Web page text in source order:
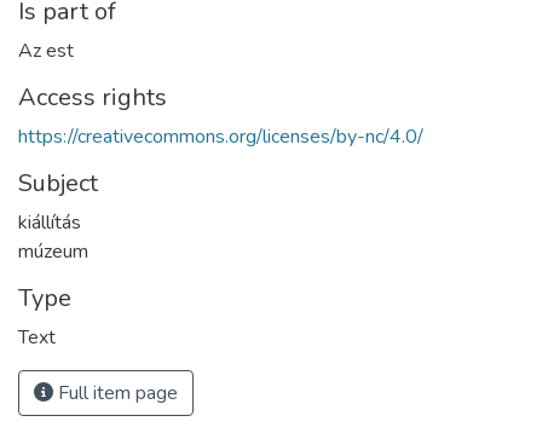
Is part of
Az est
Access rights
https://creativecommons.org/licenses/by-nc/4.0/
Subject
kiállítás
múzeum
Type
Text
Full item page